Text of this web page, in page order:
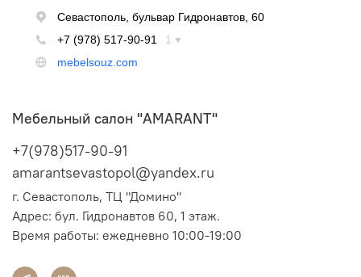
Мебельный салон "AMARANT"
+7(978)517-90-91
amarantsevastopol@yandex.ru
г. Севастополь, ТЦ "Домино"
Адрес: бул. Гидронавтов 60, 1 этаж.
Время работы: ежедневно 10:00-19:00